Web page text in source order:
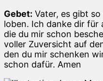
Gebet: Vater, es gibt
loben. Ich danke dir für
die du mir schon
voller Zuversicht auf
den du mir schenken
schon dafür. Amen